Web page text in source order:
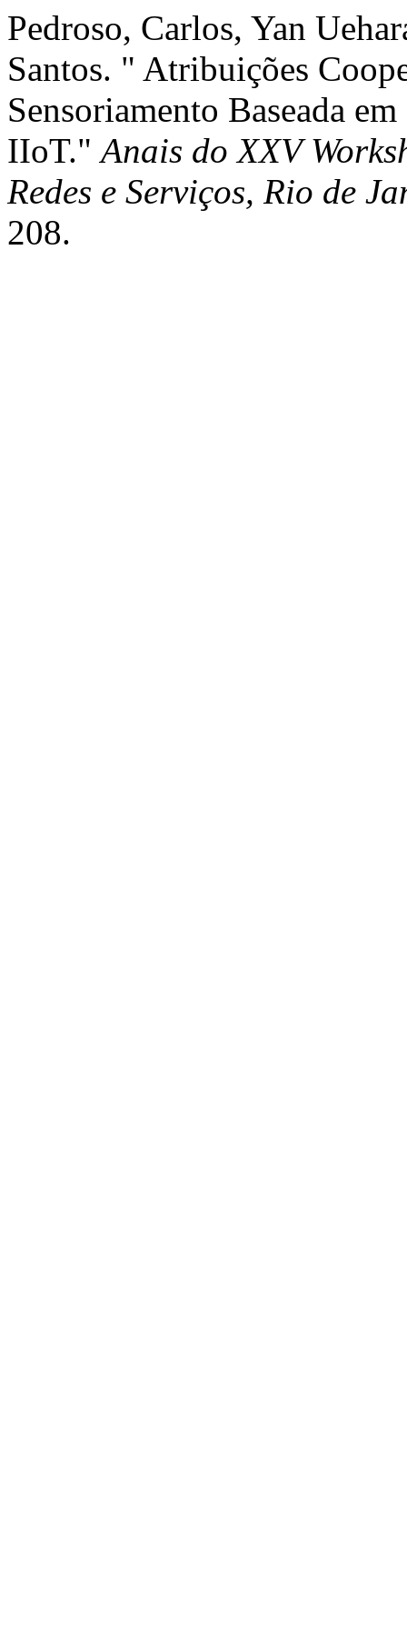
Pedroso, Carlos, Yan
Santos. " Atribuições
Sensoriamento Baseada
IIoT."Anais do XXV
Redes e Serviços, Rio de
208.